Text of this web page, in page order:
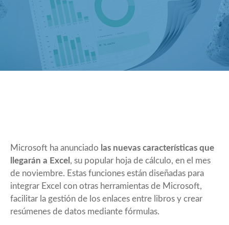
Microsoft ha anunciado las nuevas características que
llegarán a Excel , su popular hoja de cálculo, en el mes
de noviembre. Estas funciones están diseñadas para
integrar Excel con otras herramientas de Microsoft,
facilitar la gestión de los enlaces entre libros y crear
resúmenes de datos mediante fórmulas.